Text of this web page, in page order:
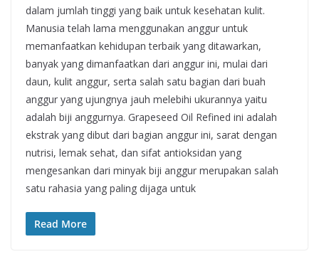
dalam jumlah tinggi yang baik untuk kesehatan kulit.
Manusia telah lama menggunakan anggur untuk
memanfaatkan kehidupan terbaik yang ditawarkan,
banyak yang dimanfaatkan dari anggur ini, mulai dari
daun, kulit anggur, serta salah satu bagian dari buah
anggur yang ujungnya jauh melebihi ukurannya yaitu
adalah biji anggurnya. Grapeseed Oil Refined ini adalah
ekstrak yang dibut dari bagian anggur ini, sarat dengan
nutrisi, lemak sehat, dan sifat antioksidan yang
mengesankan dari minyak biji anggur merupakan salah
satu rahasia yang paling dijaga untuk
Read More